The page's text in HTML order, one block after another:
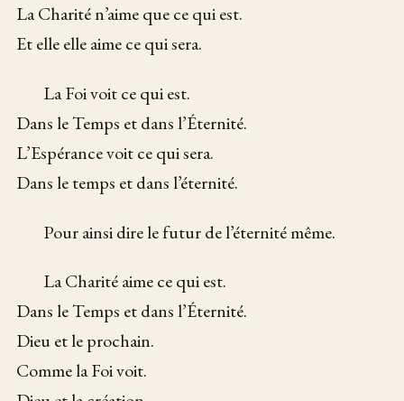
La Charité n’aime que ce qui est.
Et elle elle aime ce qui sera.
La Foi voit ce qui est.
Dans le Temps et dans l’Éternité.
L’Espérance voit ce qui sera.
Dans le temps et dans l’éternité.
Pour ainsi dire le futur de l’éternité même.
La Charité aime ce qui est.
Dans le Temps et dans l’Éternité.
Dieu et le prochain.
Comme la Foi voit.